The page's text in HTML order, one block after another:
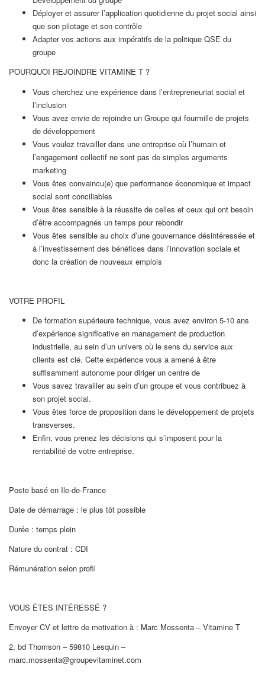
Déployer et assurer l’application quotidienne du projet social ainsi
que son pilotage et son contrôle
Adapter vos actions aux impératifs de la politique QSE du
groupe
POURQUOI REJOINDRE VITAMINE T ?
Vous cherchez une expérience dans l’entrepreneuriat social et
l’inclusion
Vous avez envie de rejoindre un Groupe qui fourmille de projets
de développement
Vous voulez travailler dans une entreprise où l’humain et
l’engagement collectif ne sont pas de simples arguments
marketing
Vous êtes convaincu(e) que performance économique et impact
social sont conciliables
Vous êtes sensible à la réussite de celles et ceux qui ont besoin
d’être accompagnés un temps pour rebondir
Vous êtes sensible au choix d’une gouvernance désintéressée et
à l’investissement des bénéfices dans l’innovation sociale et
donc la création de nouveaux emplois
VOTRE PROFIL
De formation supérieure technique, vous avez environ 5-10 ans
d’expérience significative en management de production
industrielle, au sein d’un univers où le sens du service aux
clients est clé. Cette expérience vous a amené à être
suffisamment autonome pour diriger un centre de
Vous savez travailler au sein d’un groupe et vous contribuez à
son projet social.
Vous êtes force de proposition dans le développement de projets
transverses.
Enfin, vous prenez les décisions qui s’imposent pour la
rentabilité de votre entreprise.
Poste basé en Ile-de-France
Date de démarrage : le plus tôt possible
Durée : temps plein
Nature du contrat : CDI
Rémunération selon profil
VOUS ÊTES INTÉRESSÉ ?
Envoyer CV et lettre de motivation à : Marc Mossenta – Vitamine T
2, bd Thomson – 59810 Lesquin –
marc.mossenta@groupevitaminet.com